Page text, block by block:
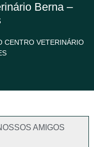
Berna –
CENTRO VETERINÁRIO
AMIGOS